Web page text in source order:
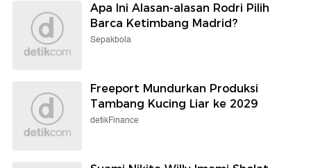
Apa Ini Alasan-alasan Rodri Pilih
Barca Ketimbang Madrid?
Sepakbola
Freeport Mundurkan Produksi
Tambang Kucing Liar ke 2029
detikFinance